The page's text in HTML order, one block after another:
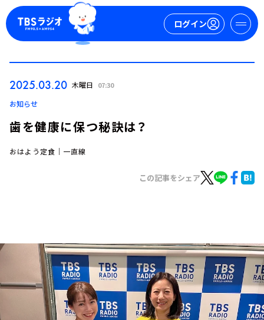
ログイン
トピックス
TBS Podcast
お知らせ
イベント・グッズ
YouTube
会社情報
2025.03.20 木曜日 07:30
お知らせ
歯を健康に保つ秘訣は？
おはよう定食｜一直線
この記事をシェア